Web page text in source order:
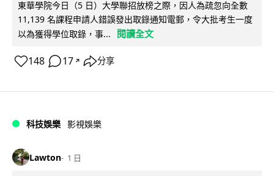
東華學院今日（5 日）大學聯招放榜之際，因人為疏忽向全數
11,139 名課程申請人錯誤發出取錄通知電郵，令大批考生一度
以為獲得學位取錄，事...
閱讀全文
148 17 ↗ 分享
科技娛樂 影視娛樂
Lawton 1 日